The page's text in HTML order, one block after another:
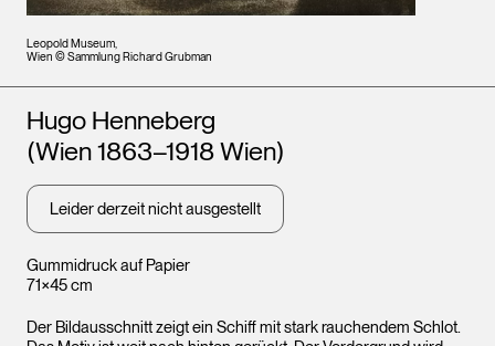
Leopold Museum,
Wien © Sammlung Richard Grubman
Gummidruck auf Papier
71×45 cm
Künstler*innen
Hugo Henneberg
(Wien 1863–1918 Wien)
Leider derzeit nicht ausgestellt
Der Bildausschnitt zeigt ein Schiff mit stark rauchendem Schlot.